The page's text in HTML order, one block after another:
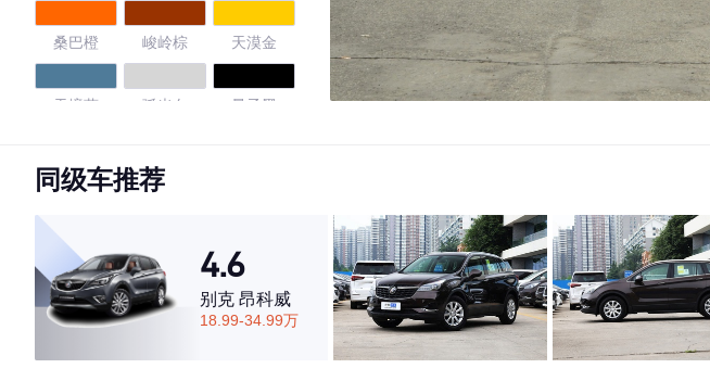
桑巴橙 峻岭棕 天漠金
天境蓝 弧光白 量子黑
镭射白
4.62
·外观表现较为优秀，优于50%同级车
同级车推荐
4.6
别克 昂科威
18.99-34.99万